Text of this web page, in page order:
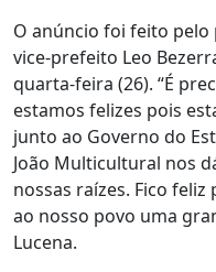
O anúncio foi feito pelo
vice-prefeito Leo
quarta-feira (26). “É
estamos felizes pois
junto ao Governo do
João Multicultural nos
nossas raízes. Fico
ao nosso povo uma
Lucena.